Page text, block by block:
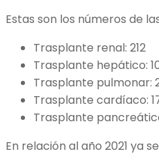
Estas son los números de
Trasplante renal: 212
Trasplante hepático:
Trasplante pulmonar:
Trasplante cardíaco:
Trasplante
En relación al año 2021 ya